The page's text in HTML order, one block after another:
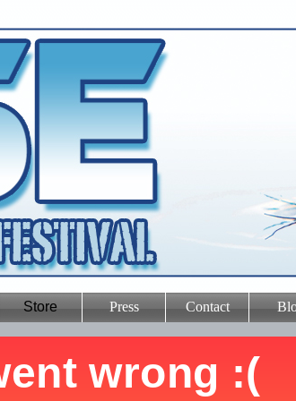
Store Press Contact